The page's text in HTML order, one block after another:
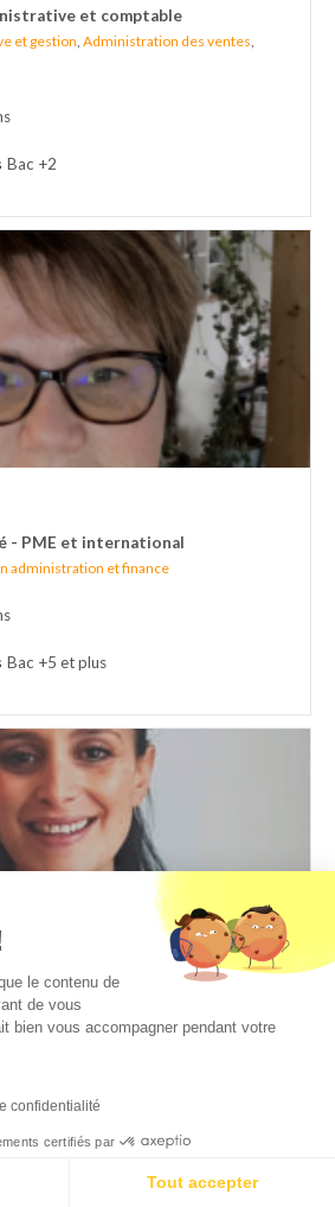
et comptable
et gestion, Administration des ventes,
Bac +2
- PME et international
administration et finance
Bac +5 et plus
CONFIRMEE
le contenu de
de vous
bien vous accompagner pendant votre
confidentialité
certifiés par
Tout accepter